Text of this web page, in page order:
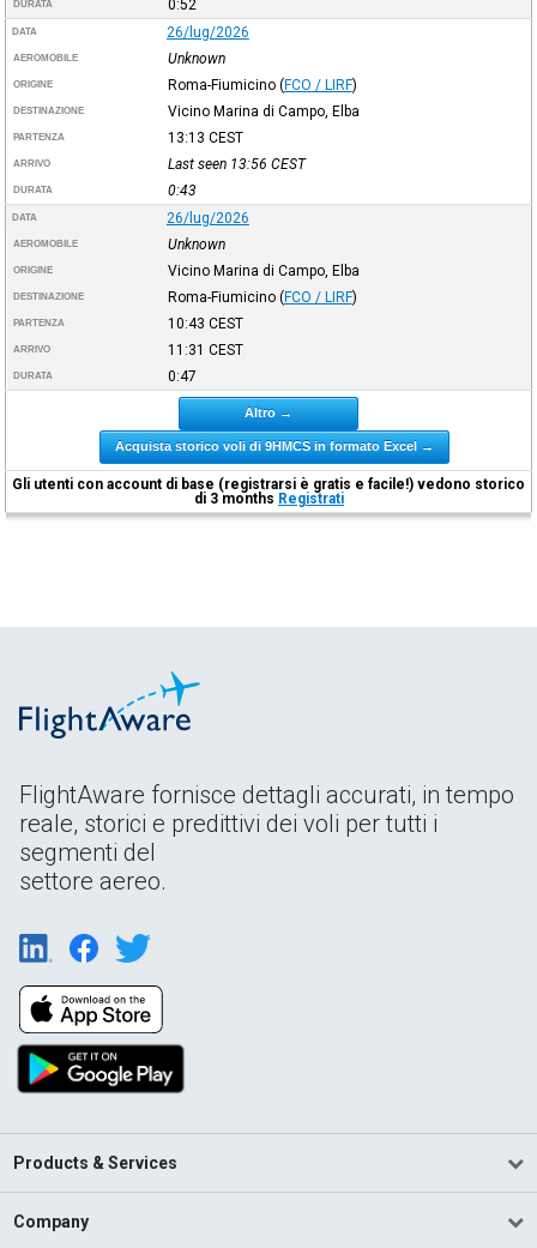
DURATA 0:52
DATA 26/lug/2026
AEROMOBILE Unknown
ORIGINE Roma-Fiumicino (FCO / LIRF)
DESTINAZIONE Vicino Marina di Campo, Elba
PARTENZA 13:13 CEST
ARRIVO Last seen 13:56 CEST
DURATA 0:43
DATA 26/lug/2026
AEROMOBILE Unknown
ORIGINE Vicino Marina di Campo, Elba
DESTINAZIONE Roma-Fiumicino (FCO / LIRF)
PARTENZA 10:43 CEST
ARRIVO 11:31 CEST
DURATA 0:47
Altro →
Acquista storico voli di 9HMCS in formato Excel →
Gli utenti con account di base (registrarsi è gratis e facile!) vedono storico
di 3 months Registrati
FlightAware fornisce dettagli accurati, in tempo
reale, storici e predittivi dei voli per tutti i
segmenti del
settore aereo.
Products & Services
Company